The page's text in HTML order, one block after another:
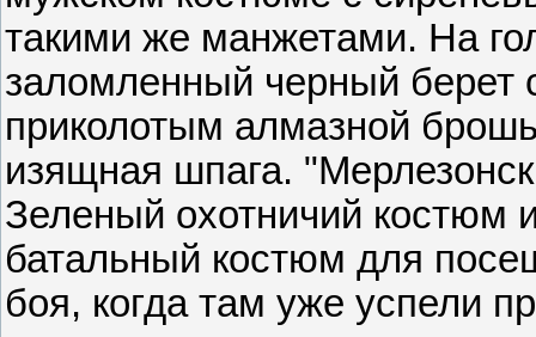
такими же манжетами. На
заломленный черный
приколотым алмазной
изящная шпага.
Зеленый охотничий костюм
батальный костюм для
боя, когда там уже успели